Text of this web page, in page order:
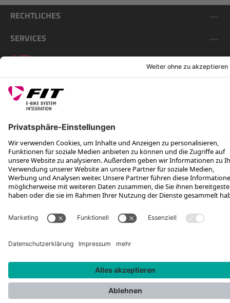
RECHTLICHES
SERVICES
*Unverbindliche Preisempfehlung inkl. MwSt. zzgl. Versandkosten
Rotax Bike Technology AG © 2025